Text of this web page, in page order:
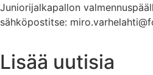
Juniorijalkapallon
sähköpostitse:
Lisää uutisia